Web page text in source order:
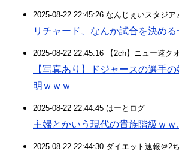
2025-08-22 22:45:26 なんじぇいスタジア
リチャード、なんか試合を決め
2025-08-22 22:45:16 【2ch】ニュー速ク
【写真あり】ドジャースの選手
明ｗｗｗ
2025-08-22 22:44:45 はーとログ
主婦とかいう現代の貴族階級ｗｗ
2025-08-22 22:44:30 ダイエット速報＠2